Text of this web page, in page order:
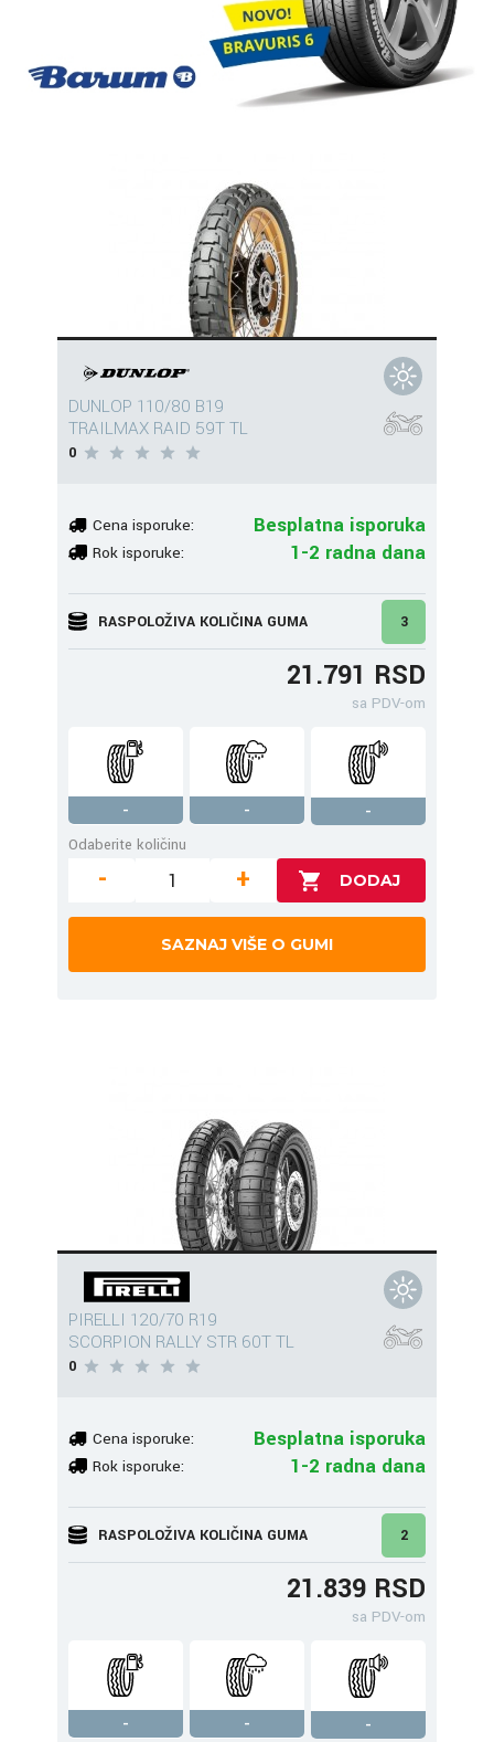
DUNLOP 110/80 B19
TRAILMAX RAID 59T TL
0
Cena isporuke: Besplatna isporuka
Rok isporuke: 1-2 radna dana
RASPOLOŽIVA KOLIČINA GUMA 3
21.791 RSD
sa PDV-om
- -
-
Odaberite količinu
- +
SAZNAJ VIŠE O GUMI
PIRELLI 120/70 R19
SCORPION RALLY STR 60T TL
0
Cena isporuke: Besplatna isporuka
Rok isporuke: 1-2 radna dana
RASPOLOŽIVA KOLIČINA GUMA 2
21.839 RSD
sa PDV-om
- -
-